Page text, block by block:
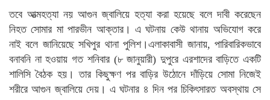
তবে আত্মহত্যা নয় আগুন জ্বালিয়ে হত্যা করা হয়েছে বলে দাবী করেছেন
নিহত সোমার মা পারভীন আক্তার। এ ঘটনায় কেউ থানায় অভিযোগ করে
নাই বলে জানিয়েছে সখিপুর থানা পুলিশ।এলাকাবাসী জানায়, পারিবারিকভাবে
বনাবনি না হওয়ায় গত শনিবার (৮ জানুয়ারী) দুপুরে এরশাদের বাড়িতে একটি
শালিসি বৈঠক হয়। তার কিছুক্ষণ পর বাড়ির উঠোনে দাঁড়িয়ে সোমা নিজেই
শরীরে আগুন জ্বালিয়ে দেয়। এ ঘটনার ৪ দিন পর চিকিৎসারত অবস্থায় সে